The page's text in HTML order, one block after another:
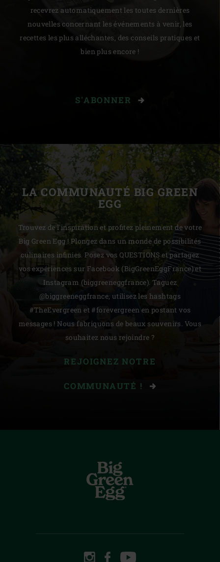
recevrez automatiquement les toutes dernières
nouvelles concernant les événements à venir, les
recettes les plus alléchantes, des conseils pratiques et
bien plus encore !
S'ABONNER
LA COMMUNAUTÉ BIG GREEN
EGG
Trouvez de l'inspiration et profitez pleinement de votre
Big Green Egg ! Plongez dans un monde de possibilités
culinaires infinies. Posez vos QUESTIONS et partagez
vos expériences sur Facebook (BigGreenEggFrance) et
Instagram (biggreeneggfrance). Taguez
@biggreeneggfrance, utilisez les hashtags
#TheEvergreen et #forevergreen en postant vos
messages ! Nous fabriquons de beaux souvenirs. Vous
souhaitez nous rejoindre ?
REJOIGNEZ NOTRE
COMMUNAUTÉ !
INSTAGRAM
FACEBOOKYOUTUBE